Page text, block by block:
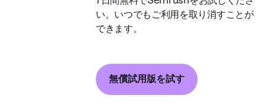
い。いつでもご利用を取り消すことが
できます。
無償試用版を試す